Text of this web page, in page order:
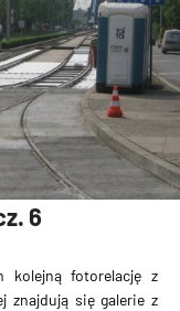
6
kolejną fotorelację z
znajdują się galerie z